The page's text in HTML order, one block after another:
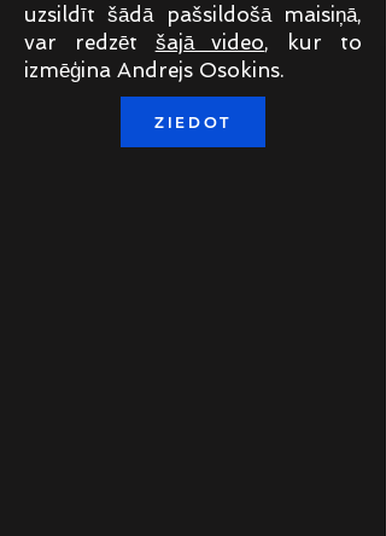
uzsildīt šādā pašsildošā maisiņā,
var redzēt šajā video, kur to
izmēģina Andrejs Osokins.
ZIEDOT